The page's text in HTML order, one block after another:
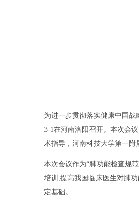
为进一步贯彻落实健康中国
3-1在河南洛阳召开。本次会
术指导，河南科技大学第一附
本次会议作为“肺功能检查规
培训,提高我国临床医生对肺
定基础。